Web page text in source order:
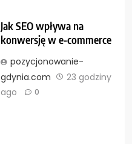
Jak SEO wpływa na
konwersję w e-commerce
pozycjonowanie-
gdynia.com
23 godziny
ago
0